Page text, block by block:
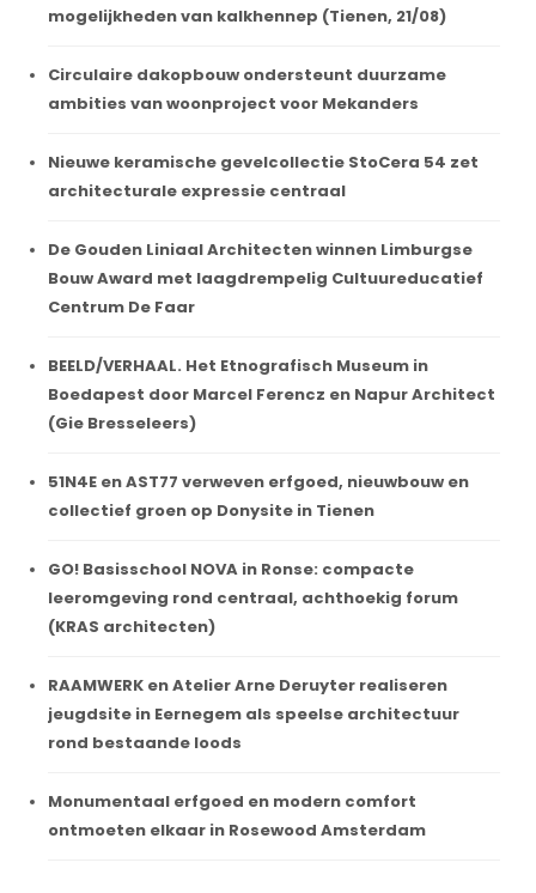
mogelijkheden van kalkhennep (Tienen, 21/08)
Circulaire dakopbouw ondersteunt duurzame
ambities van woonproject voor Mekanders
Nieuwe keramische gevelcollectie StoCera 54 zet
architecturale expressie centraal
De Gouden Liniaal Architecten winnen Limburgse
Bouw Award met laagdrempelig Cultuureducatief
Centrum De Faar
BEELD/VERHAAL. Het Etnografisch Museum in
Boedapest door Marcel Ferencz en Napur Architect
(Gie Bresseleers)
51N4E en AST77 verweven erfgoed, nieuwbouw en
collectief groen op Donysite in Tienen
GO! Basisschool NOVA in Ronse: compacte
leeromgeving rond centraal, achthoekig forum
(KRAS architecten)
RAAMWERK en Atelier Arne Deruyter realiseren
jeugdsite in Eernegem als speelse architectuur
rond bestaande loods
Monumentaal erfgoed en modern comfort
ontmoeten elkaar in Rosewood Amsterdam